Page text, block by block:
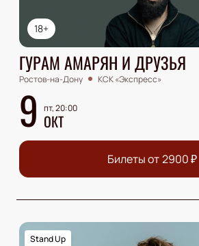
18+
ГУРАМ АМАРЯН И ДРУЗЬЯ
Ростов-на-Дону КСК «Экспресс»
9 пт, 20:00
ОКТ
Билеты от 2900₽
Stand Up